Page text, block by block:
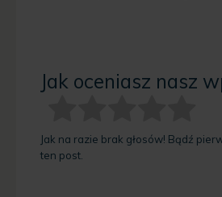
Jak oceniasz nasz
Jak na razie brak głosów! Bądź
ten post.